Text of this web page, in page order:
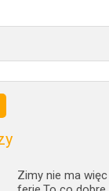
Zimy nie ma